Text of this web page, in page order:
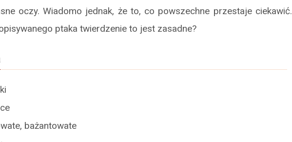
oczy. Wiadomo jednak, że to, co powszechne przestaje ciekawić.
ptaka twierdzenie to jest zasadne?
bażantowate